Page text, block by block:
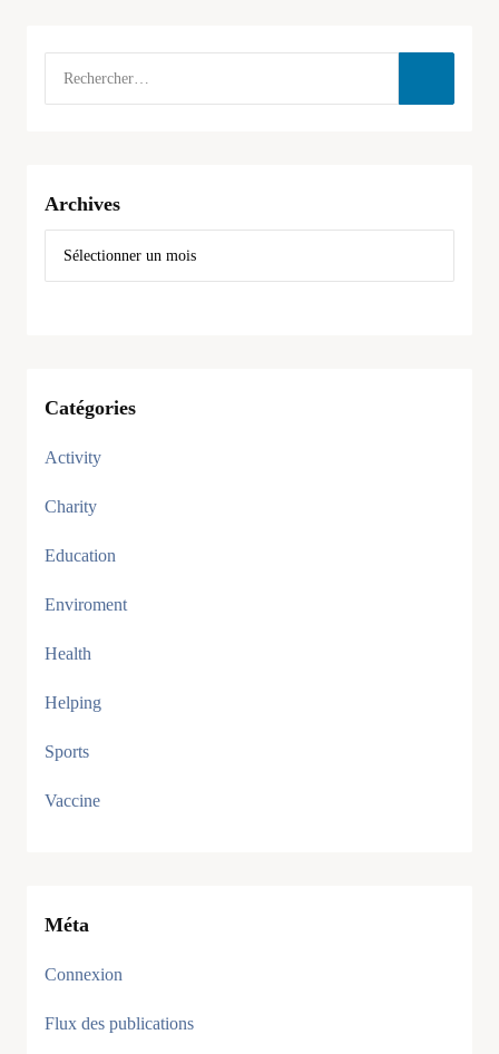
Archives
Catégories
Activity
Charity
Education
Enviroment
Health
Helping
Sports
Vaccine
Méta
Connexion
Flux des publications